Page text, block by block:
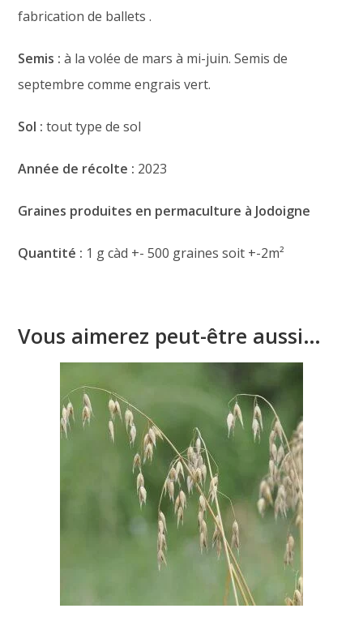
fabrication de ballets .
Semis : à la volée de mars à mi-juin. Semis de
septembre comme engrais vert.
Sol : tout type de sol
Année de récolte : 2023
Graines produites en permaculture à Jodoigne
Quantité : 1 g càd +- 500 graines soit +-2m²
Vous aimerez peut-être aussi…